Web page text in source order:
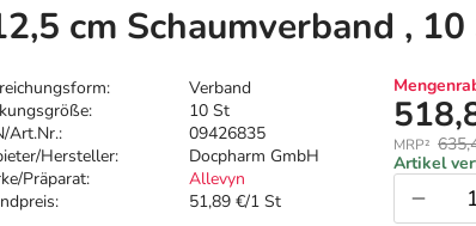
cm Schaumverband , 10
Verband
10 St
Art.Nr.:
09426835
Hersteller:
Docpharm GmbH
Präparat:
Allevyn
51,89 €/1 St
MRP²
Artikel